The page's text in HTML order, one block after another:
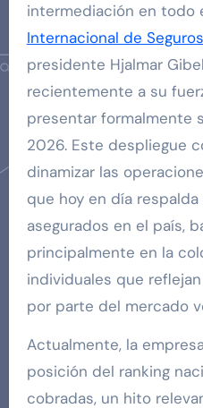
intermediación en todo
Internacional de Seguros
presidente Hjalmar
recientemente a su
presentar formalmente
2026. Este despliegue
dinamizar las
que hoy en día
asegurados en el país,
principalmente en la
individuales que
por parte del mercado
Actualmente, la
posición del ranking
cobradas, un hito